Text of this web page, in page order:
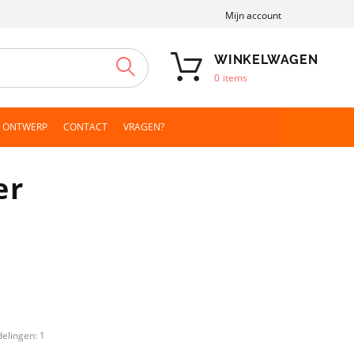
Mijn account
ZOEKEN WINKELWAGEN
0 items
CONTACT VRAGEN?
1